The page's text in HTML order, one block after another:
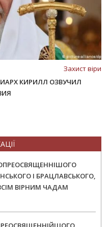
Захист віри
КИРИЛЛ ОЗВУЧИЛ
І БРАЦЛАВСЬКОГО,
ВІРНИМ ЧАДАМ